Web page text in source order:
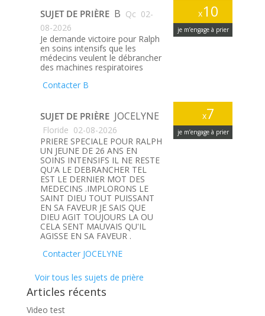
x10
je m’engage à prier
SUJET DE PRIÈRE B Qc 02-
08-2026
Je demande victoire pour Ralph
en soins intensifs que les
médecins veulent le débrancher
des machines respiratoires
Contacter B
x7
je m’engage à prier
SUJET DE PRIÈRE JOCELYNE
Floride 02-08-2026
PRIERE SPECIALE POUR RALPH
UN JEUNE DE 26 ANS EN
SOINS INTENSIFS IL NE RESTE
QU'A LE DEBRANCHER TEL
EST LE DERNIER MOT DES
MEDECINS .IMPLORONS LE
SAINT DIEU TOUT PUISSANT
EN SA FAVEUR JE SAIS QUE
DIEU AGIT TOUJOURS LA OU
CELA SENT MAUVAIS QU'IL
AGISSE EN SA FAVEUR .
Contacter JOCELYNE
Voir tous les sujets de prière
Articles récents
Video test